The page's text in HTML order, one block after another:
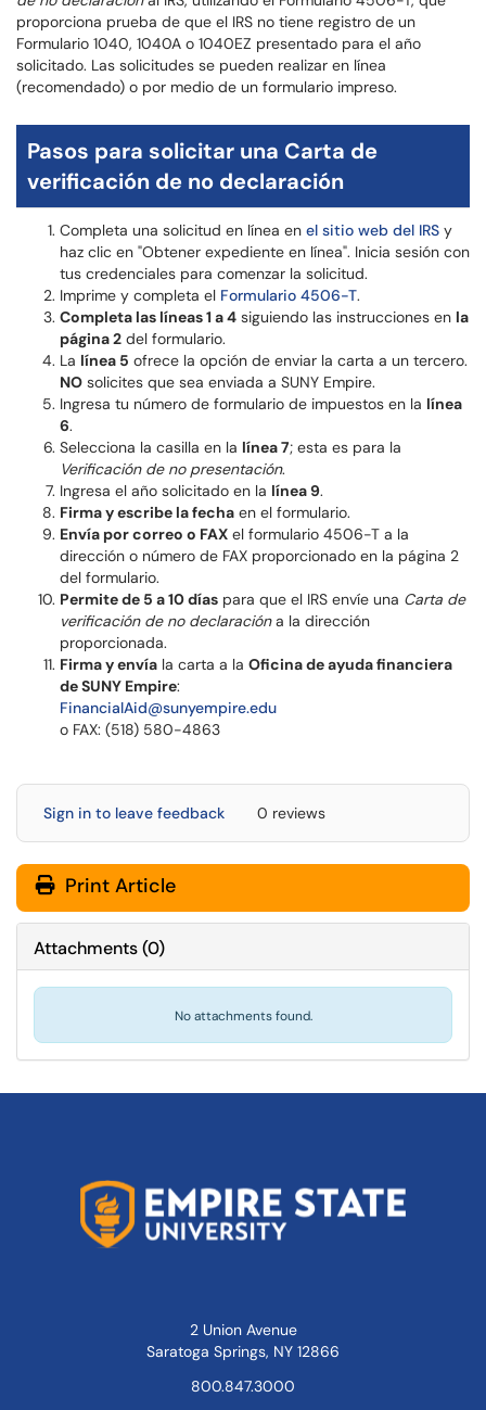
proporciona prueba de que el IRS no tiene registro de un
Formulario 1040, 1040A o 1040EZ presentado para el año
solicitado. Las solicitudes se pueden realizar en línea
(recomendado) o por medio de un formulario impreso.
Pasos para solicitar una Carta de
verificación de no declaración
Completa una solicitud en línea en el sitio web del IRS y
haz clic en "Obtener expediente en línea". Inicia sesión con
tus credenciales para comenzar la solicitud.
Imprime y completa el Formulario 4506-T.
Completa las líneas 1 a 4 siguiendo las instrucciones en la
página 2 del formulario.
La línea 5 ofrece la opción de enviar la carta a un tercero.
NO solicites que sea enviada a SUNY Empire.
Ingresa tu número de formulario de impuestos en la línea
6.
Selecciona la casilla en la línea 7; esta es para la
Verificación de no presentación.
Ingresa el año solicitado en la línea 9.
Firma y escribe la fecha en el formulario.
Envía por correo o FAX el formulario 4506-T a la
dirección o número de FAX proporcionado en la página 2
del formulario.
Permite de 5 a 10 días para que el IRS envíe una Carta de
verificación de no declaracióna la dirección
proporcionada.
Firma y envía la carta a la Oficina de ayuda financiera
de SUNY Empire:
FinancialAid@sunyempire.edu
o FAX: (518) 580-4863
Sign in to leave feedback 0 reviews
Print Article
Attachments(0)
No attachments found.
2 Union Avenue
Saratoga Springs, NY 12866
800.847.3000